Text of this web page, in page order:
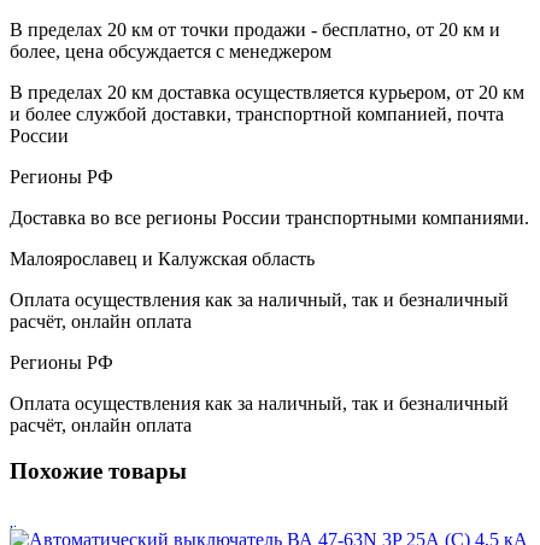
В пределах 20 км от точки продажи - бесплатно, от 20 км и
более, цена обсуждается с менеджером
В пределах 20 км доставка осуществляется курьером, от 20 км
и более службой доставки, транспортной компанией, почта
России
Регионы РФ
Доставка во все регионы России транспортными компаниями.
Малоярославец и Калужская область
Оплата осуществления как за наличный, так и безналичный
расчёт, онлайн оплата
Регионы РФ
Оплата осуществления как за наличный, так и безналичный
расчёт, онлайн оплата
Похожие товары